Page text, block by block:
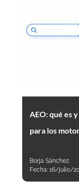
AEO: qué es
para los
Borja Sánchez
Fecha: 16/julio/